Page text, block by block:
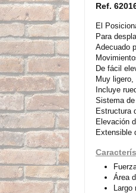
Ref.
El
Para
Adecuado
De fácil
Muy ligero,
Incluye
Sistema
Estructura
Elevación
Extensible
Área
Largo